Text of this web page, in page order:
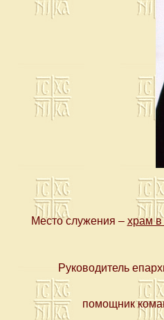
Место служения – храм в
Руководитель
помощник